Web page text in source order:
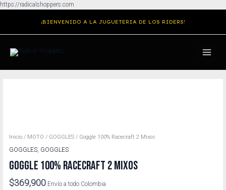
https://radicalshoppers.com
contenido
¡BIENVENIDO A LA JUGUETERIA DE LOS RIDERS!
MENU
Inicio / MOTO / GOGGLES / Goggle 100% Racecraft 2 Mixos
GOGGLES GOGGLES
GOGGLE 100% RACECRAFT 2 MIXOS
$369,900 Envío a todo Colombia